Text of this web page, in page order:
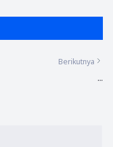
Berikutnya
...